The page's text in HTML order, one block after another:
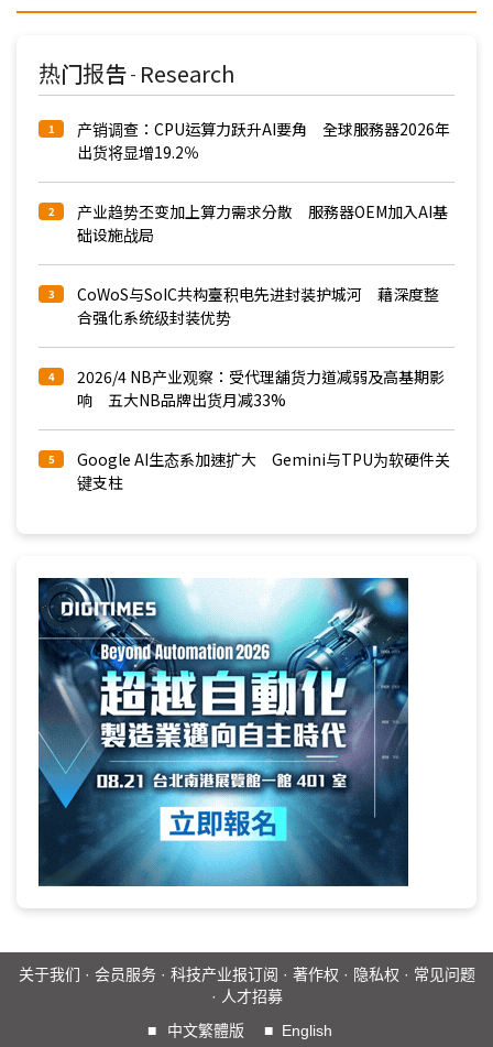
热门报告 - Research
1
产销调查：CPU运算力跃升AI要角 全球服務器2026年
出货将显增19.2％
2
产业趋势丕变加上算力需求分散 服務器OEM加入AI基
础设施战局
3
CoWoS与SoIC共构臺积电先进封装护城河 藉深度整
合强化系统级封装优势
4
2026/4 NB产业观察：受代理舖货力道减弱及高基期影
响 五大NB品牌出货月减33%
5
Google AI生态系加速扩大 Gemini与TPU为软硬件关
键支柱
关于我们 · 会员服务· 科技产业报订阅 · 著作权 · 隐私权 · 常见问题
· 人才招募
■
中文繁體版 ■ English